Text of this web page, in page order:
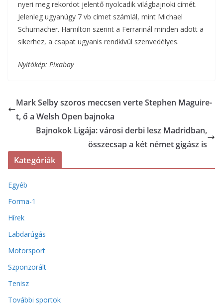
nyeri meg rekordot jelentő nyolcadik világbajnoki címét.
Jelenleg ugyanúgy 7 vb címet számlál, mint Michael
Schumacher. Hamilton szerint a Ferrarinál minden adott a
sikerhez, a csapat ugyanis rendkívül szenvedélyes.
Nyitókép: Pixabay
Mark Selby szoros meccsen verte Stephen Maguire-
t, ő a Welsh Open bajnoka
Bajnokok Ligája: városi derbi lesz Madridban,
összecsap a két német gigász is
Kategóriák
Egyéb
Forma-1
Hírek
Labdarúgás
Motorsport
Szponzorált
Tenisz
További sportok